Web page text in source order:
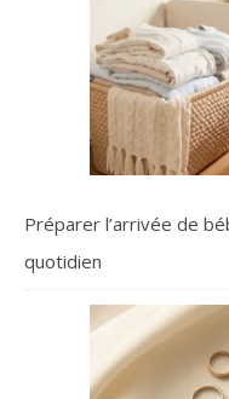
Préparer l’arrivée de
quotidien